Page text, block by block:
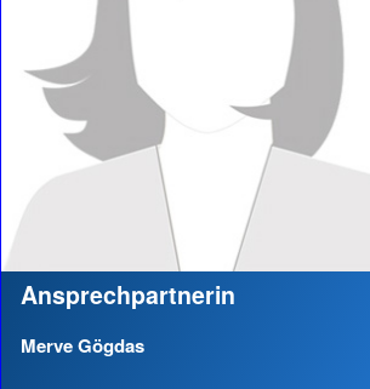
Ansprechpartnerin
Merve Gögdas